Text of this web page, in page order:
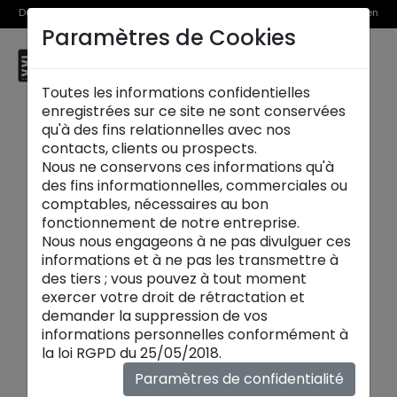
Du 1er au 31 août, découvrez >> nos Offres Spéciales et l’Offre Reprise en
magasin
Meubles TV
devient la pièce maîtresse du
salon. Entre bois chaleureux, céramique et
Paramètres de Cookies
Toutes les informations confidentielles
enregistrées sur ce site ne sont conservées
qu'à des fins relationnelles avec nos
contacts, clients ou prospects.
Nous ne conservons ces informations qu'à
des fins informationnelles, commerciales ou
comptables, nécessaires au bon
fonctionnement de notre entreprise.
Nous nous engageons à ne pas divulguer ces
informations et à ne pas les transmettre à
des tiers ; vous pouvez à tout moment
exercer votre droit de rétractation et
demander la suppression de vos
informations personnelles conformément à
la loi RGPD du 25/05/2018.
Paramètres de confidentialité